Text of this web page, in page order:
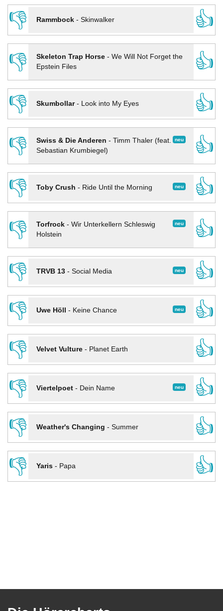
👎
Rammbock- Skinwalker
👍
👎
Skeleton Trap Horse- We Will Not Forget the
Epstein Files
👍
👎
Skumbollar- Look into My Eyes
👍
👎
neu
Swiss & Die Anderen - Timm Thaler (feat.
Sebastian Krumbiegel)
👍
👎
neu
Toby Crush - Ride Until the Morning
👍
👎
neu
Torfrock- Wir Unterkellern Schleswig
Holstein
👍
👎
neu
TRVB 13- Social Media
👍
👎
neu
Uwe Höll - Keine Chance
👍
👎
Velvet Vulture- Planet Earth
👍
👎
neu
Viertelpoet- Dein Name
👍
👎
Weather's Changing - Summer
👍
👎
Yaris- Papa 👍